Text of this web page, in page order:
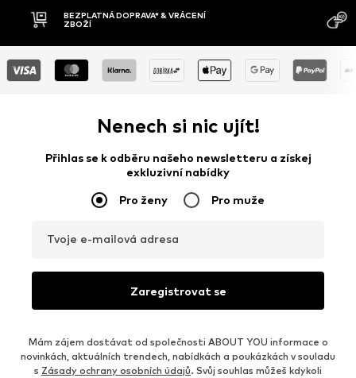
BEZPLATNÁ DOPRAVA* & VRÁCENÍ
ZBOŽÍ
Nenech si nic ujít!
Přihlas se k odběru našeho newsletteru a získej
exkluzivní nabídky
Pro ženy Pro muže
Tvoje e-mailová adresa
Zaregistrovat se
Mám zájem dostávat od společnosti ABOUT YOU informace o
novinkách, aktuálních trendech, nabídkách a poukázkách v souladu
s Zásady ochrany osobních údajů. Svůj souhlas můžeš kdykoli